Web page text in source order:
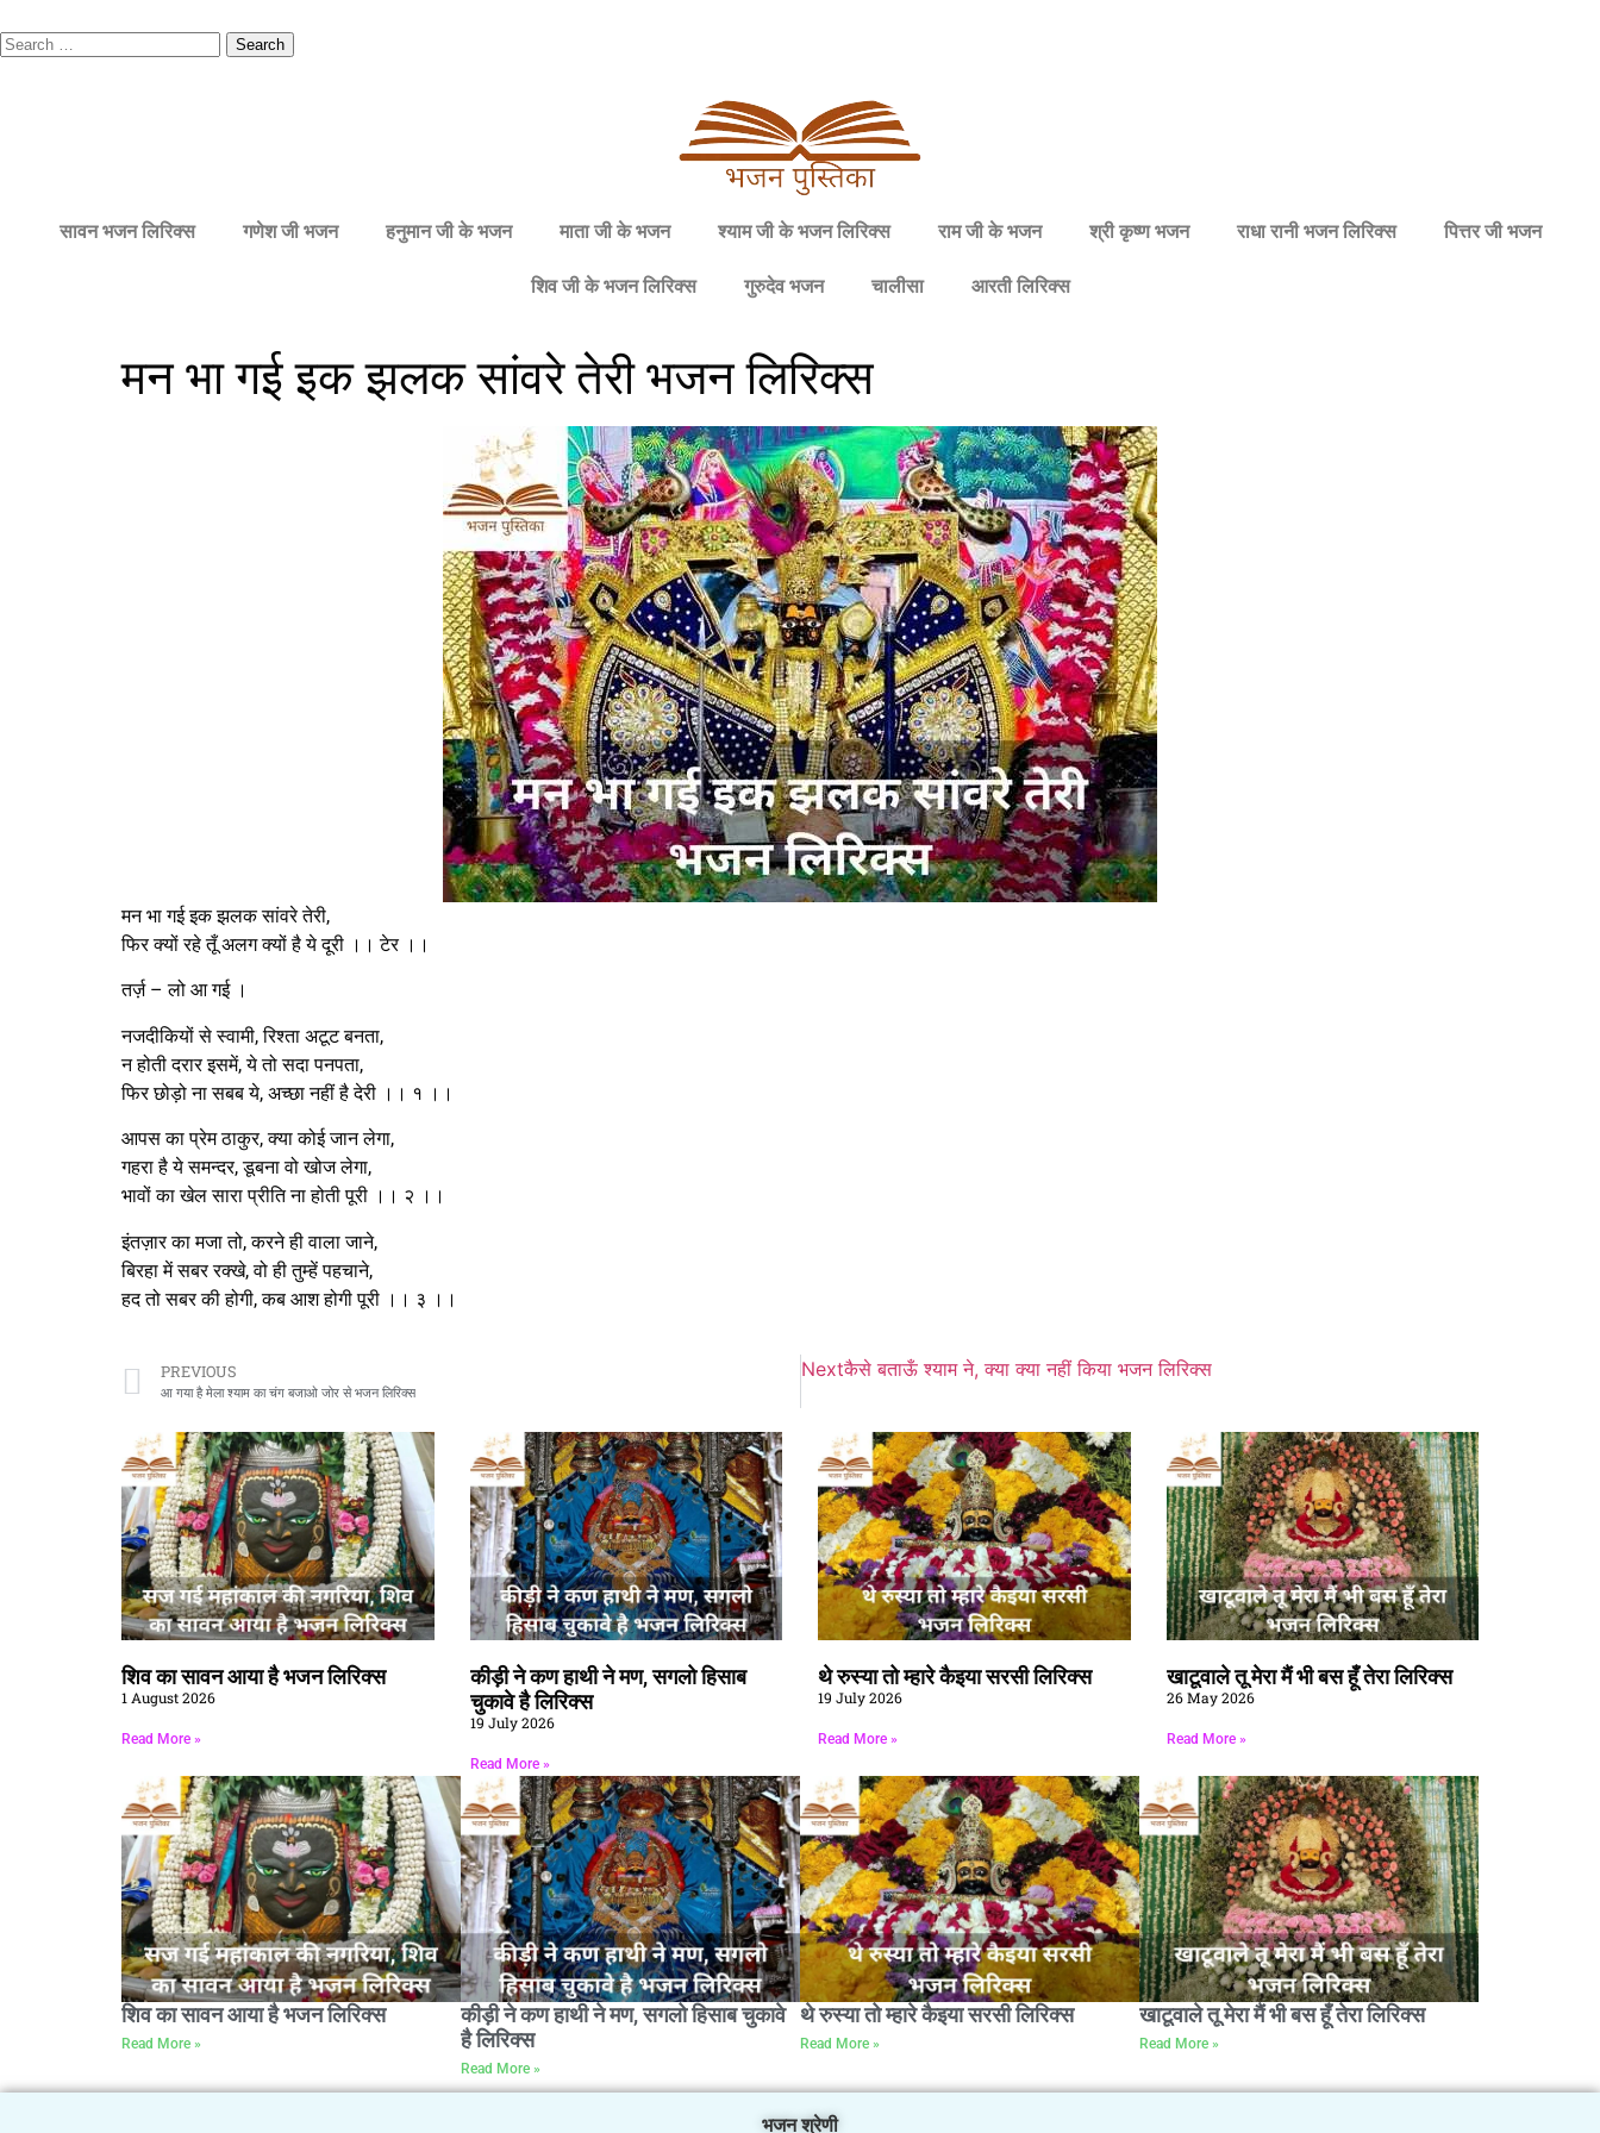
सावन भजन लिरिक्स गणेश जी भजन हनुमान जी के भजन माता जी के भजन श्याम जी के भजन लिरिक्स राम जी के भजन श्री कृष्ण भजन राधा रानी भजन लिरिक्स पित्तर जी भजन
शिव जी के भजन लिरिक्स गुरुदेव भजन चालीसा आरती लिरिक्स
मन भा गई इक झलक सांवरे तेरी भजन लिरिक्स
मन भा गई इक झलक सांवरे तेरी,
फिर क्यों रहे तूँ अलग क्यों है ये दूरी ।। टेर ।।
तर्ज़ – लो आ गई ।
नजदीकियों से स्वामी, रिश्ता अटूट बनता,
न होती दरार इसमें, ये तो सदा पनपता,
फिर छोड़ो ना सबब ये, अच्छा नहीं है देरी ।। १ ।।
आपस का प्रेम ठाकुर, क्या कोई जान लेगा,
गहरा है ये समन्दर, डूबना वो खोज लेगा,
भावों का खेल सारा प्रीति ना होती पूरी ।। २ ।।
इंतज़ार का मजा तो, करने ही वाला जाने,
बिरहा में सबर रक्खे, वो ही तुम्हें पहचाने,
हद तो सबर की होगी, कब आश होगी पूरी ।। ३ ।।
PREVIOUS
आ गया है मेला श्याम का चंग बजाओ जोर से भजन लिरिक्स
Nextकैसे बताऊँ श्याम ने, क्या क्या नहीं किया भजन लिरिक्स
शिव का सावन आया है भजन लिरिक्स
1 August 2026
Read More »
कीड़ी ने कण हाथी ने मण, सगलो हिसाब
चुकावे है लिरिक्स
19 July 2026
Read More »
थे रुस्या तो म्हारे कैइया सरसी लिरिक्स
19 July 2026
Read More »
खाटूवाले तू मेरा मैं भी बस हूँ तेरा लिरिक्स
26 May 2026
Read More »
शिव का सावन आया है भजन लिरिक्स
Read More »
कीड़ी ने कण हाथी ने मण, सगलो हिसाब चुकावे
है लिरिक्स
Read More »
थे रुस्या तो म्हारे कैइया सरसी लिरिक्स
Read More »
खाटूवाले तू मेरा मैं भी बस हूँ तेरा लिरिक्स
Read More »
भजन श्रेणी